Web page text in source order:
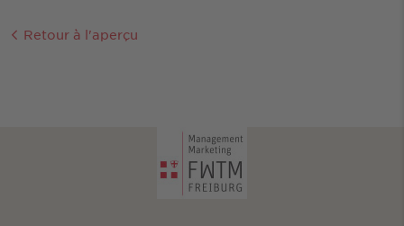
Retour à l'aperçu